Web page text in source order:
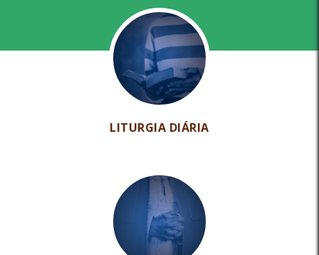
LITURGIA DIÁRIA